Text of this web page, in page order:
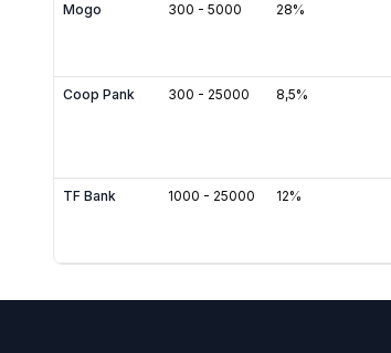
Mogo 300 - 5000 28%
Coop Pank 300 - 25000 8,5%
TF Bank 1000 - 25000 12%